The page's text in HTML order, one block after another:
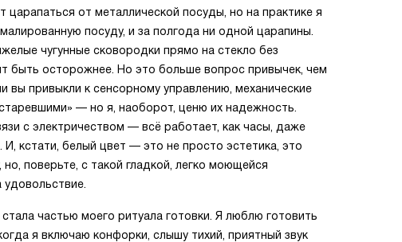
царапаться от металлической посуды, но на практике я
посуду, и за полгода ни одной царапины.
чугунные сковородки прямо на стекло без
быть осторожнее. Но это больше вопрос привычек, чем
вы привыкли к сенсорному управлению, механические
— но я, наоборот, ценю их надежность.
с электричеством — всё работает, как часы, даже
кстати, белый цвет — это не просто эстетика, это
поверьте, с такой гладкой, легко моющейся
частью моего ритуала готовки. Я люблю готовить
я включаю конфорки, слышу тихий, приятный звук